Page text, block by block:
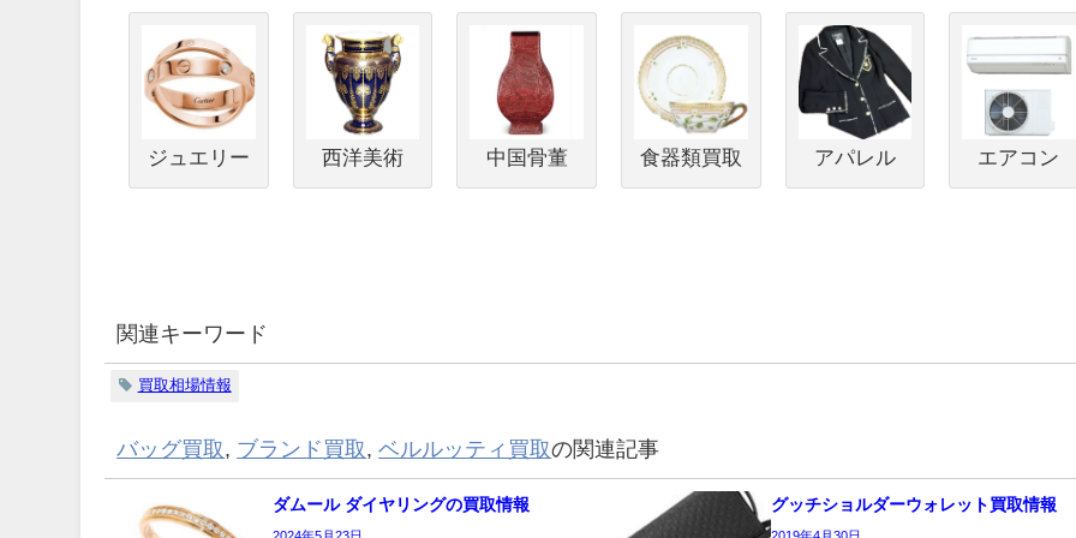
ジュエリー 西洋美術 中国骨董 食器類買取 アパレル エアコン
関連キーワード
買取相場情報
バッグ買取, ブランド買取,ベルルッティ買取の関連記事
ダムール ダイヤリングの買取情報 グッチショルダーウォレット買取情報